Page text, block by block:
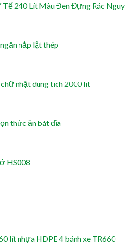
Tế 240 Lít Màu Đen Đựng Rác Nguy
nắp lật thép
nhật dung tích 2000 lít
thức ăn bát đĩa
HS008
lít nhựa HDPE 4 bánh xe TR660